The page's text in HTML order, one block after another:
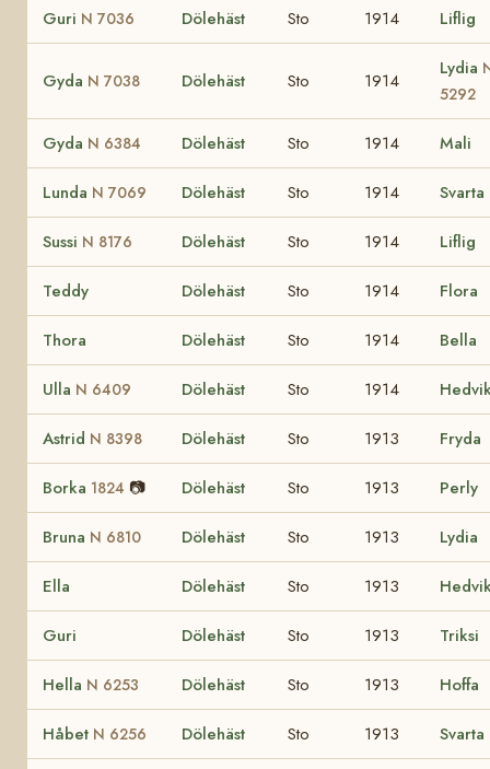
Guri N 7036 Dölehäst Sto 1914 Liflig
Gyda N 7038 Dölehäst Sto 1914
Lydia
5292
Gyda N 6384 Dölehäst Sto 1914 Mali
Lunda N 7069 Dölehäst Sto 1914 Svarta
Sussi N 8176 Dölehäst Sto 1914 Liflig
Teddy Dölehäst Sto 1914 Flora
Thora Dölehäst Sto 1914 Bella
Ulla N 6409 Dölehäst Sto 1914
Astrid N 8398 Dölehäst Sto 1913 Fryda
Borka 1824 📷 Dölehäst Sto 1913 Perly
Bruna N 6810 Dölehäst Sto 1913 Lydia
Ella Dölehäst Sto 1913
Guri Dölehäst Sto 1913 Triksi
Hella N 6253 Dölehäst Sto 1913 Hoffa
Håbet N 6256 Dölehäst Sto 1913 Svarta